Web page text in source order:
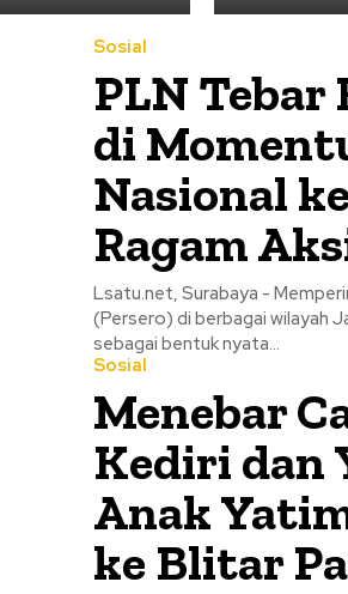
Sosial
PLN
di
Nasional
Ragam
Lsatu.net, Surabaya -
(Persero) di berbagai wilayah
sebagai bentuk nyata...
Sosial
Menebar
Kediri dan
Anak
ke Blitar